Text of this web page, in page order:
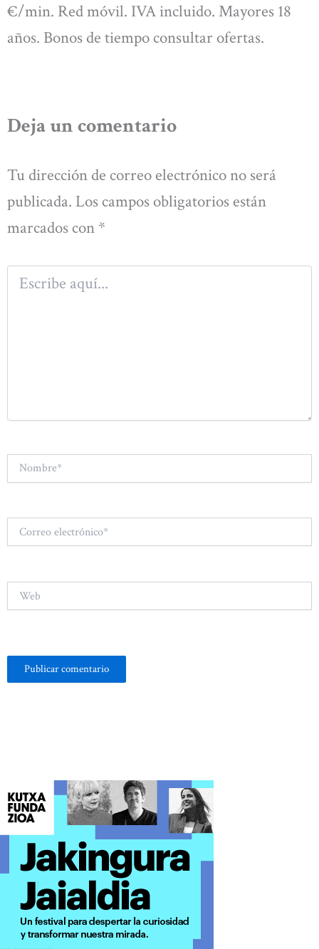
€/min. Red móvil. IVA incluido. Mayores 18
años. Bonos de tiempo consultar ofertas.
Deja un comentario
Tu dirección de correo electrónico no será
publicada. Los campos obligatorios están
marcados con *
aquí...
electrónico*